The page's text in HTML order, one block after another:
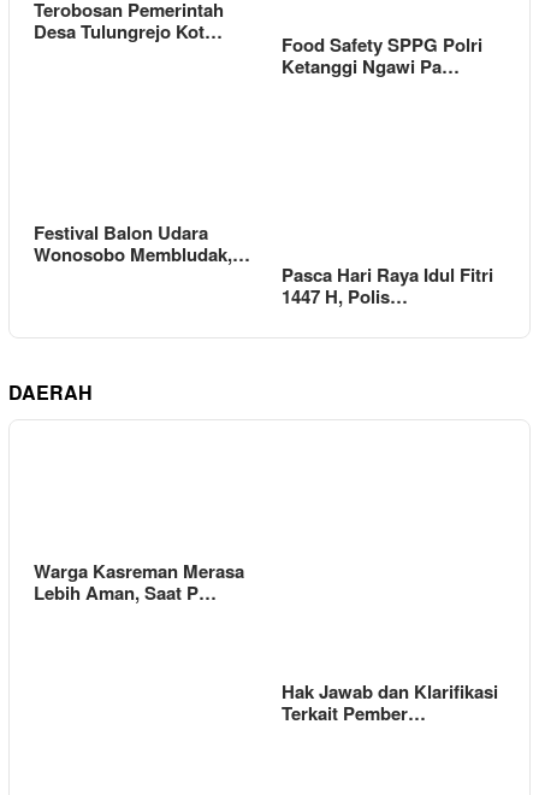
Terobosan Pemerintah
Desa Tulungrejo Kot…
Food Safety SPPG Polri
Ketanggi Ngawi Pa…
Festival Balon Udara
Wonosobo Membludak,…
Pasca Hari Raya Idul Fitri
1447 H, Polis…
DAERAH
Warga Kasreman Merasa
Lebih Aman, Saat P…
Hak Jawab dan Klarifikasi
Terkait Pember…